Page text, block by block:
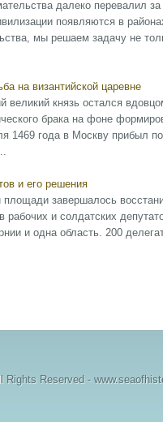
далеко перевалил
появляются в
мы решаем задачу не
на византийской царевне
великий князь остался
брака на фоне
1469 года в Москву прибыл
и его решения
завершалось
рабочих и солдатских
и одна область. 200
Rights Reserved -